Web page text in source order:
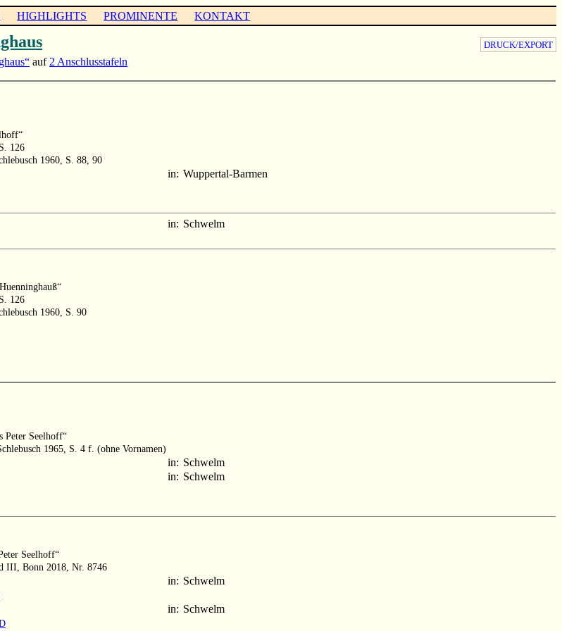
HIGHLIGHTS PROMINENTE KONTAKT
DRUCK/EXPORT
auf 2 Anschlusstafeln
126
1960, S. 88, 90
in: Wuppertal-Barmen
in: Schwelm
126
1960, S. 90
Peter Seelhoff“
1965, S. 4 f. (ohne Vornamen)
in: Schwelm
in: Schwelm
Seelhoff“
III, Bonn 2018, Nr. 8746
in: Schwelm
in: Schwelm